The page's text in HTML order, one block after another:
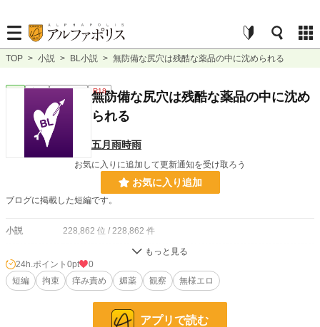
TOP > 小説 > BL小説 > 無防備な尻穴は残酷な薬品の中に沈められる
完結 ｼｮｰﾄｼｮｰﾄ R18
無防備な尻穴は残酷な薬品の中に沈め
られる
五月雨時雨
お気に入りに追加して更新通知を受け取ろう
お気に入り追加
ブログに掲載した短編です。
小説 228,862 位 / 228,862 件
31,441 位 / 31,441 件
お気に入り 5
24h.ポイント 0pt
0
短編
拘束 痒み責め 媚薬 観察 無様エロ
アプリで読む